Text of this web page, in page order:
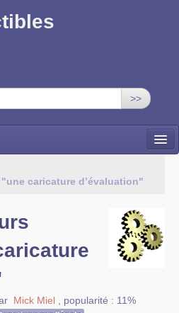
>>
caricature d’évaluation"
Mick Miel
popularité : 11%